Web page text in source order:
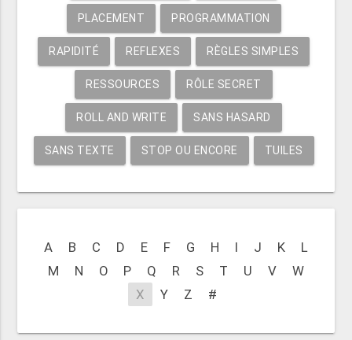
PLACEMENT PROGRAMMATION
RAPIDITÉ REFLEXES RÈGLES SIMPLES
RESSOURCES RÔLE SECRET
ROLL AND WRITE SANS HASARD
SANS TEXTE STOP OU ENCORE TUILES
A B C D E F G H I J K
L
M
N O P Q R S T U V
W
X
Y Z #